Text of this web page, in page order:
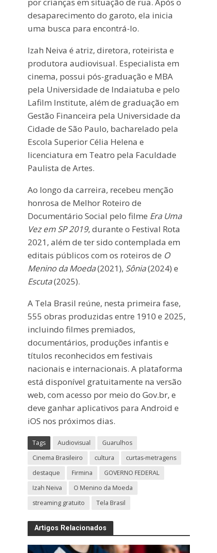
por crianças em situação de rua. Após o
desaparecimento do garoto, ela inicia
uma busca para encontrá-lo.
Izah Neiva é atriz, diretora, roteirista e
produtora audiovisual. Especialista em
cinema, possui pós-graduação e MBA
pela Universidade de Indaiatuba e pelo
Lafilm Institute, além de graduação em
Gestão Financeira pela Universidade da
Cidade de São Paulo, bacharelado pela
Escola Superior Célia Helena e
licenciatura em Teatro pela Faculdade
Paulista de Artes.
Ao longo da carreira, recebeu menção
honrosa de Melhor Roteiro de
Documentário Social pelo filme Era Uma
Vez em SP 2019, durante o Festival Rota
2021, além de ter sido contemplada em
editais públicos com os roteiros de O
Menino da Moeda(2021), Sônia(2024) e
Escuta(2025).
A Tela Brasil reúne, nesta primeira fase,
555 obras produzidas entre 1910 e 2025,
incluindo filmes premiados,
documentários, produções infantis e
títulos reconhecidos em festivais
nacionais e internacionais. A plataforma
está disponível gratuitamente na versão
web, com acesso por meio do Gov.br, e
deve ganhar aplicativos para Android e
iOS nos próximos dias.
Tags Audiovisual
Guarulhos
Cinema Brasileiro
cultura
curtas-metragens
destaque
Firmina
GOVERNO FEDERAL
Izah Neiva
O Menino da Moeda
streaming gratuito
Tela Brasil
Artigos Relacionados